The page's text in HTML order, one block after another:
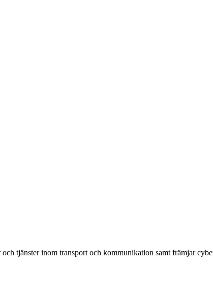
tjänster inom transport och kommunikation samt främjar